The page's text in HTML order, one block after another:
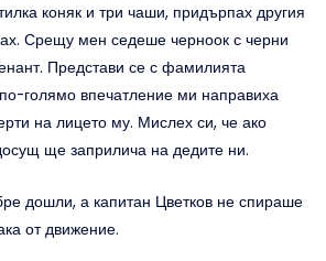
коняк и три чаши, придърпах другия
Срещу мен седеше черноок с черни
Представи се с фамилията
голямо впечатление ми направиха
на лицето му. Мислех си, че ако
ще заприлича на дедите ни.
дошли, а капитан Цветков не спираше
от движение.